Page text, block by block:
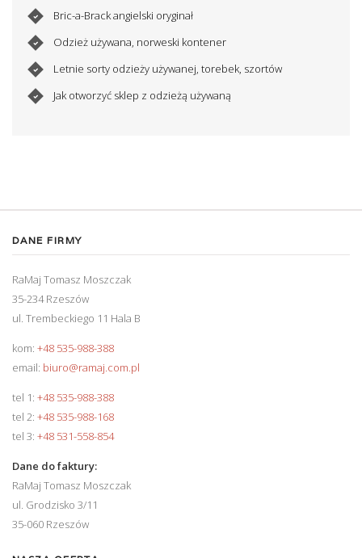
Bric-a-Brack angielski oryginał
Odzież używana, norweski kontener
Letnie sorty odzieży używanej, torebek, szortów
Jak otworzyć sklep z odzieżą używaną
DANE FIRMY
RaMaj Tomasz Moszczak
35-234 Rzeszów
ul. Trembeckiego 11 Hala B
kom: +48 535-988-388
email: biuro@ramaj.com.pl
tel 1: +48 535-988-388
tel 2: +48 535-988-168
tel 3: +48 531-558-854
Dane do faktury:
RaMaj Tomasz Moszczak
ul. Grodzisko 3/11
35-060 Rzeszów